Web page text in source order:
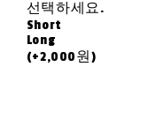
선택하세요.
Short
Long
(+2,000원)